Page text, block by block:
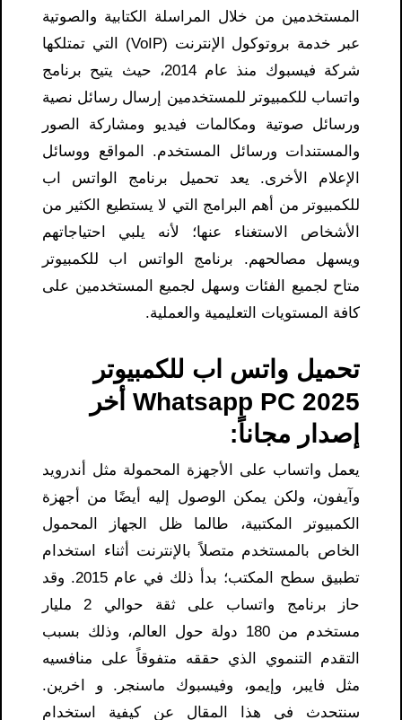
المستخدمين من خلال المراسلة الكتابية والصوتية
عبر خدمة بروتوكول الإنترنت (VoIP) التي تمتلكها
شركة فيسبوك منذ عام 2014، حيث يتيح برنامج
واتساب للكمبيوتر للمستخدمين إرسال رسائل نصية
ورسائل صوتية ومكالمات فيديو ومشاركة الصور
والمستندات ورسائل المستخدم. المواقع ووسائل
الإعلام الأخرى. يعد تحميل برنامج الواتس اب
للكمبيوتر من أهم البرامج التي لا يستطيع الكثير من
الأشخاص الاستغناء عنها؛ لأنه يلبي احتياجاتهم
ويسهل مصالحهم. برنامج الواتس اب للكمبيوتر
متاح لجميع الفئات وسهل لجميع المستخدمين على
كافة المستويات التعليمية والعملية.
تحميل واتس اب للكمبيوتر
Whatsapp PC 2025 أخر
إصدار مجاناً:
يعمل واتساب على الأجهزة المحمولة مثل أندرويد
وآيفون، ولكن يمكن الوصول إليه أيضًا من أجهزة
الكمبيوتر المكتبية، طالما ظل الجهاز المحمول
الخاص بالمستخدم متصلاً بالإنترنت أثناء استخدام
تطبيق سطح المكتب؛ بدأ ذلك في عام 2015. وقد
حاز برنامج واتساب على ثقة حوالي 2 مليار
مستخدم من 180 دولة حول العالم، وذلك بسبب
التقدم التنموي الذي حققه متفوقاً على منافسيه
مثل فايبر، وإيمو، وفيسبوك ماسنجر. و اخرين.
سنتحدث في هذا المقال عن كيفية استخدام